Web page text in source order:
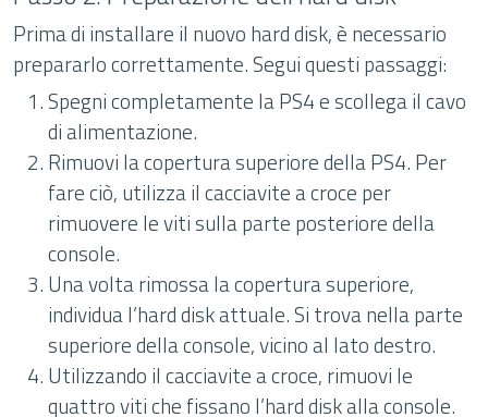
Prima di installare il nuovo hard disk, è necessario
prepararlo correttamente. Segui questi passaggi:
Spegni completamente la PS4 e scollega il cavo
di alimentazione.
Rimuovi la copertura superiore della PS4. Per
fare ciò, utilizza il cacciavite a croce per
rimuovere le viti sulla parte posteriore della
console.
Una volta rimossa la copertura superiore,
individua l’hard disk attuale. Si trova nella parte
superiore della console, vicino al lato destro.
Utilizzando il cacciavite a croce, rimuovi le
quattro viti che fissano l’hard disk alla console.